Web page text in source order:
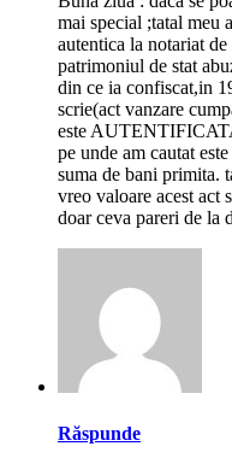
mai special ;tatal meu
autentica la notariat
patrimoniul de stat
din ce ia confiscat,in
scrie(act vanzare
este
pe unde am cautat
suma de bani primita.
vreo valoare acest act
doar ceva pareri de la
Răspunde